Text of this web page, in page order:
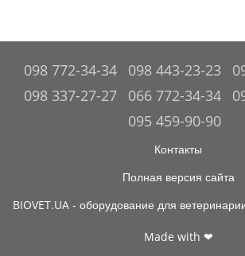
098 772-34-34 098 443-23-23
098 337-27-27
066 772-34-34
095 459-90-90
Контакты
Полная версия сайта
BIOVET.UA - оборудование для
Made with ❤